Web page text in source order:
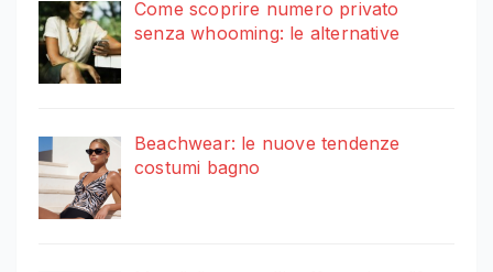
Come scoprire numero privato
senza whooming: le alternative
Beachwear: le nuove tendenze
costumi bagno